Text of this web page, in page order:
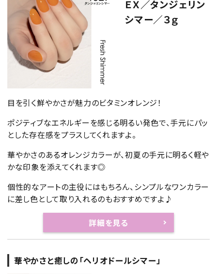
ＥＸ／タンジェリン
シマー／３ｇ
目を引く鮮やかさが魅力のビタミンオレンジ！
ポジティブなエネルギーを感じる明るい発色で、手元にパッ
とした存在感をプラスしてくれますよ。
華やかさのあるオレンジカラーが、初夏の手元に明るく軽や
かな印象を添えてくれます◎
個性的なアートの主役にはもちろん、シンプルなワンカラー
に差し色として取り入れるのもおすすめですよ♪
詳細を見る
華やかさと癒しの「ヘリオドールシマー」